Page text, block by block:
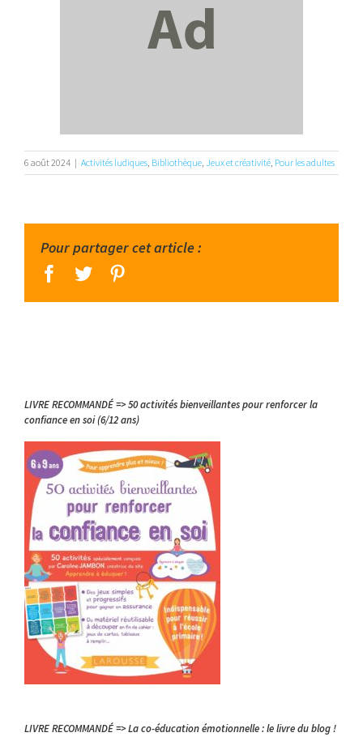
6 août 2024 | Activités ludiques Bibliothèque Jeux et créativité Pour les adultes
Pour partager cet article :
facebook
twitter
LIVRE RECOMMANDÉ => 50 activités bienveillantes pour renforcer la
confiance en soi (6/12 ans)
LIVRE RECOMMANDÉ => La co-éducation émotionnelle : le livre du blog !